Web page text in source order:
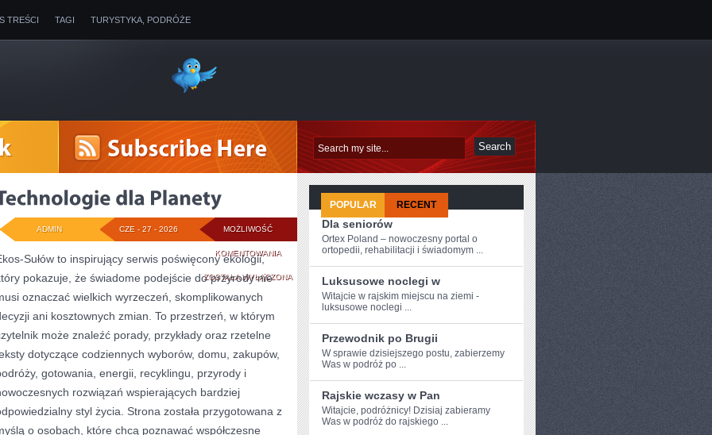
TREŚCI TAGI TURYSTYKA, PODRÓŻE
MOŻLIWOŚĆ
KOMENTOWANIATECHNOLOGIE
DLA
PLANETY
ZOSTAŁA WYŁĄCZONA
CZE - 27 - 2026
ADMIN
Sułów to inspirujący serwis poświęcony ekologii,
pokazuje, że świadome podejście do przyrody nie
oznaczać wielkich wyrzeczeń, skomplikowanych
ani kosztownych zmian. To przestrzeń, w którym
może znaleźć porady, przykłady oraz rzetelne
dotyczące codziennych wyborów, domu, zakupów,
gotowania, energii, recyklingu, przyrody i
rozwiązań wspierających bardziej
styl życia. Strona została przygotowana z
o osobach, które chcą poznawać współczesne
POPULAR RECENT
Dla seniorów
Ortex Poland – nowoczesny portal o
ortopedii, rehabilitacji i świadomym ...
Luksusowe noclegi w
Witajcie w‍ rajskim miejscu na ziemi -
luksusowe noclegi ...
Przewodnik po Brugii
W ⁢sprawie dzisiejszego ​postu, zabierzemy
Was w podróż‌ po‌ ...
Rajskie wczasy w Pan
Witajcie, podróżnicy! Dzisiaj zabieramy
Was w podróż ‌do rajskiego ...